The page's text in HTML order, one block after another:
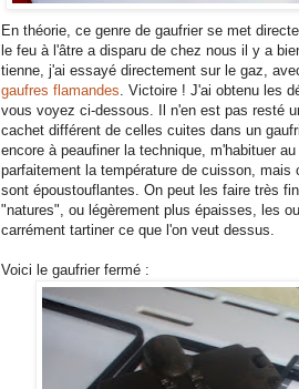
En théorie, ce genre de gaufrier se met
le feu à l'âtre a disparu de chez nous il y a
tienne, j'ai essayé directement sur le gaz,
gaufres flamandes. Victoire ! J'ai obtenu les
vous voyez ci-dessous. Il n'en est pas resté
cachet différent de celles cuites dans un
encore à peaufiner la technique, m'habituer
parfaitement la température de cuisson, mais
sont époustouflantes. On peut les faire très
"natures", ou légèrement plus épaisses, les
carrément tartiner ce que l'on veut dessus.
Voici le gaufrier fermé :